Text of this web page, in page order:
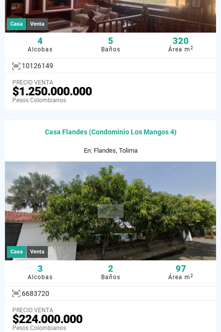
Casa Venta
4
Alcobas
5
Baños
320
Área m2
10126149
PRECIO VENTA
$1.250.000.000
Pesos Colombianos
Casa Flandes (Condominio Los Mangos 4)
En: Flandes, Tolima
Casa Venta
3
Alcobas
2
Baños
97
Área m2
6683720
PRECIO VENTA
$224.000.000
Pesos Colombianos